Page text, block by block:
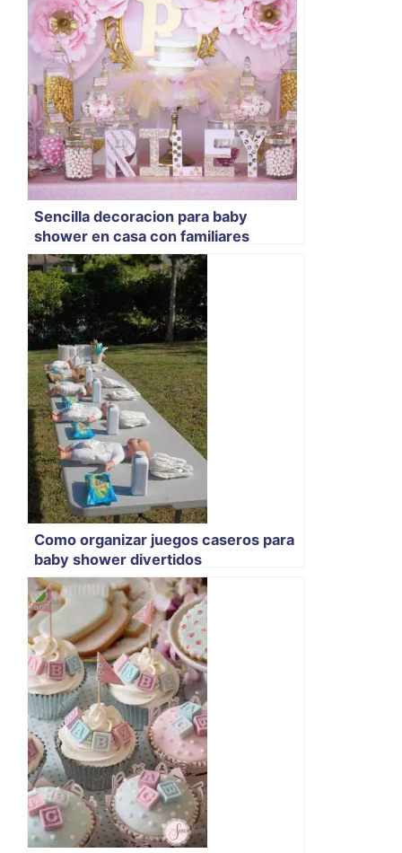
Sencilla decoracion para baby
shower en casa con familiares
Como organizar juegos caseros para
baby shower divertidos